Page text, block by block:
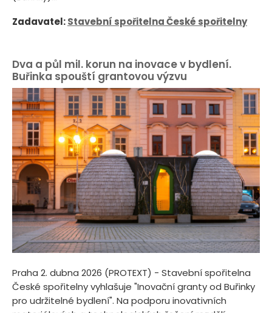
Zadavatel:Stavební spořitelna České spořitelny
Dva a půl mil. korun na inovace v bydlení.
Buřinka spouští grantovou výzvu
Praha 2. dubna 2026 (PROTEXT) - Stavební spořitelna
České spořitelny vyhlašuje "Inovační granty od Buřinky
pro udržitelné bydlení". Na podporu inovativních